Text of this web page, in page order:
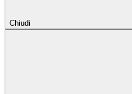
Chiudi